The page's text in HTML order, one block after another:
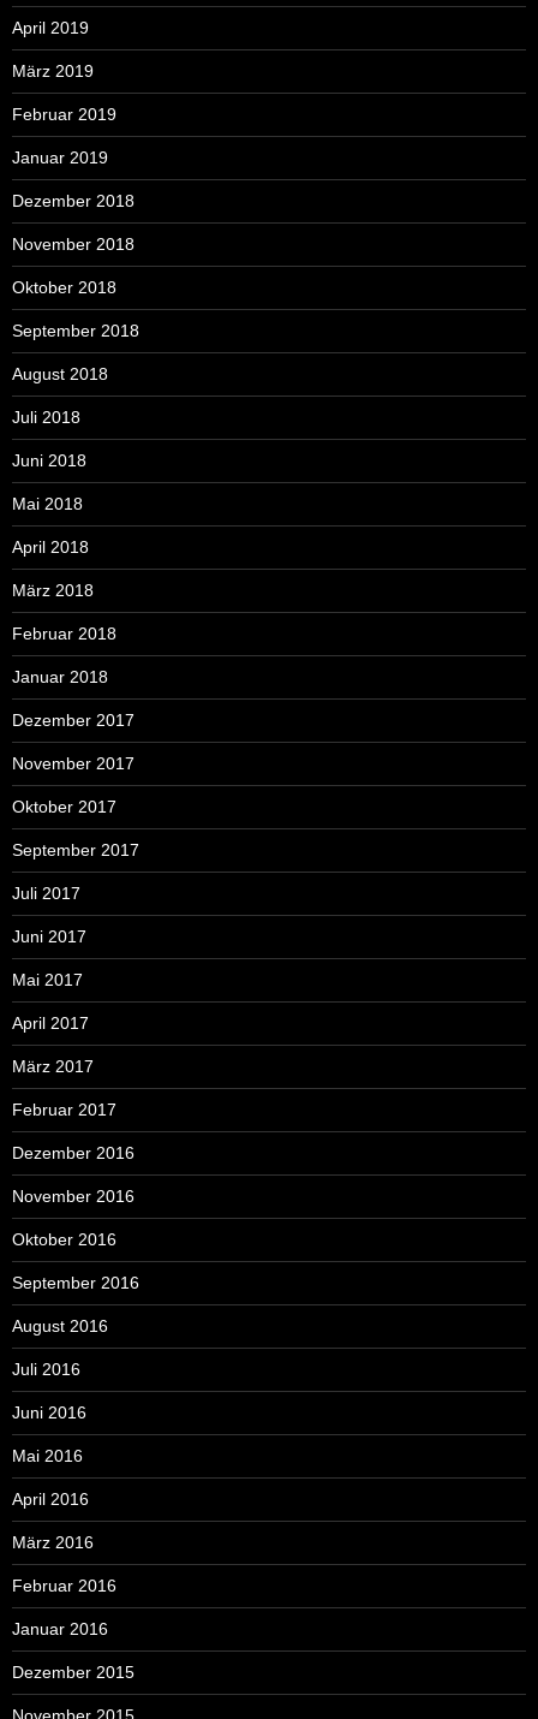
April 2019
März 2019
Februar 2019
Januar 2019
Dezember 2018
November 2018
Oktober 2018
September 2018
August 2018
Juli 2018
Juni 2018
Mai 2018
April 2018
März 2018
Februar 2018
Januar 2018
Dezember 2017
November 2017
Oktober 2017
September 2017
Juli 2017
Juni 2017
Mai 2017
April 2017
März 2017
Februar 2017
Dezember 2016
November 2016
Oktober 2016
September 2016
August 2016
Juli 2016
Juni 2016
Mai 2016
April 2016
März 2016
Februar 2016
Januar 2016
Dezember 2015
November 2015